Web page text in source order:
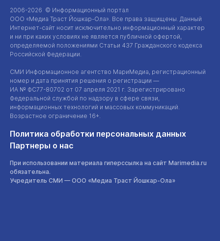
2006-2026 © Информационный портал
ООО «Медиа Траст Йошкар-Ола». Все права защищены. Данный
Интернет-сайт носит исключительно информационный характер
и ни при каких условиях не является публичной офертой,
определяемой положениями Статьи 437 Гражданского кодекса
Российской Федерации.
СМИ Информационное агентство МариМедиа, регистрационный
номер и дата принятия решения о регистрации —
ИА № ФС77-80702 от 07 апреля 2021 г. Зарегистрировано
Федеральной службой по надзору в сфере связи,
информационных технологий и массовых коммуникаций.
Возрастное ограничение 16+.
Политика обработки персональных данных
Партнеры о нас
При использовании материала гиперссылка на сайт Marimedia.ru
обязательна.
Учредитель СМИ — ООО «Медиа Траст Йошкар-Ола»